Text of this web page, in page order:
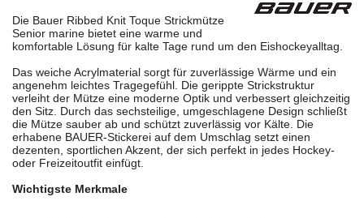
Die Bauer Ribbed Knit Toque Strickmütze
Senior marine bietet eine warme und
komfortable Lösung für kalte Tage rund um den Eishockeyalltag.
Das weiche Acrylmaterial sorgt für zuverlässige Wärme und ein
angenehm leichtes Tragegefühl. Die gerippte Strickstruktur
verleiht der Mütze eine moderne Optik und verbessert gleichzeitig
den Sitz. Durch das sechsteilige, umgeschlagene Design schließt
die Mütze sauber ab und schützt zuverlässig vor Kälte. Die
erhabene BAUER-Stickerei auf dem Umschlag setzt einen
dezenten, sportlichen Akzent, der sich perfekt in jedes Hockey-
oder Freizeitoutfit einfügt.
Wichtigste Merkmale